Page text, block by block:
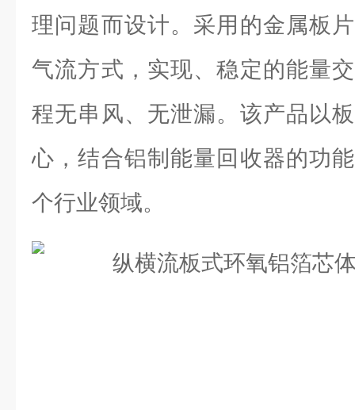
理问题而设计。采用的金属板
气流方式，实现、稳定的能量
程无串风、无泄漏。该产品以
心，结合铝制能量回收器的功
个行业领域。